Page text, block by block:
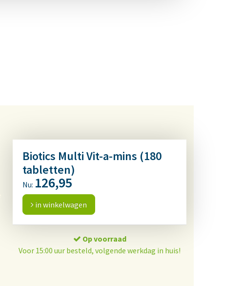
Biotics Multi Vit-a-mins (180
tabletten)
Nu: 126,95
in winkelwagen
Op voorraad
Voor 15:00 uur besteld, volgende werkdag in huis!